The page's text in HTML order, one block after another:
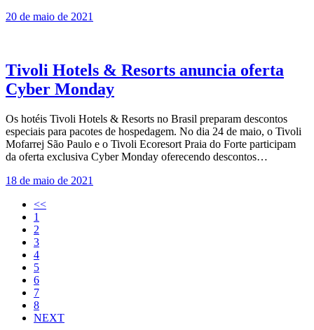
20 de maio de 2021
Tivoli Hotels & Resorts anuncia oferta
Cyber Monday
Os hotéis Tivoli Hotels & Resorts no Brasil preparam descontos
especiais para pacotes de hospedagem. No dia 24 de maio, o Tivoli
Mofarrej São Paulo e o Tivoli Ecoresort Praia do Forte participam
da oferta exclusiva Cyber Monday oferecendo descontos…
18 de maio de 2021
<<
1
2
3
4
5
6
7
8
NEXT